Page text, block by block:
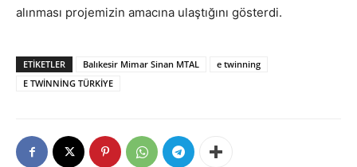
alınması projemizin amacına ulaştığını gösterdi.
ETIKETLER Balıkesir Mimar Sinan MTAL
e twinning
E TWİNNİNG TÜRKİYE